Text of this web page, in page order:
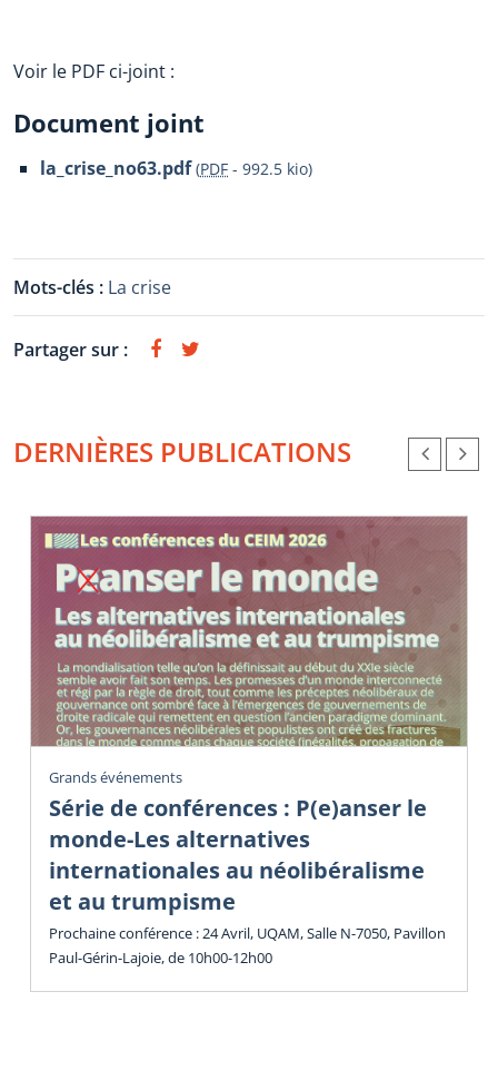
Voir le PDF ci-joint :
Document joint
la_crise_no63.pdf (PDF - 992.5 kio)
Mots-clés : La crise
Partager sur :
DERNIÈRES PUBLICATIONS
Grands événements
Série de conférences : P(e)anser le
monde-Les alternatives
internationales au néolibéralisme
et au trumpisme
Prochaine conférence : 24 Avril, UQAM, Salle N-7050, Pavillon
Paul-Gérin-Lajoie, de 10h00-12h00